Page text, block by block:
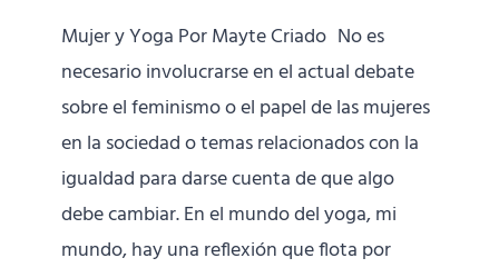
Mujer y Yoga Por Mayte Criado No es
necesario involucrarse en el actual debate
sobre el feminismo o el papel de las mujeres
en la sociedad o temas relacionados con la
igualdad para darse cuenta de que algo
debe cambiar. En el mundo del yoga, mi
mundo, hay una reflexión que flota por